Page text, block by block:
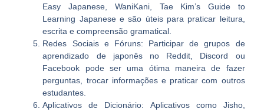
Easy Japanese, WaniKani, Tae Kim’s Guide to
Learning Japanese e são úteis para praticar leitura,
escrita e compreensão gramatical.
Redes Sociais e Fóruns: Participar de grupos de
aprendizado de japonês no Reddit, Discord ou
Facebook pode ser uma ótima maneira de fazer
perguntas, trocar informações e praticar com outros
estudantes.
Aplicativos de Dicionário: Aplicativos como Jisho,